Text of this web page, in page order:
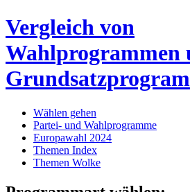
Vergleich von
Wahlprogrammen
Wählen gehen
Partei- und Wahlprogramme
Europawahl 2024
Themen Index
Themen Wolke